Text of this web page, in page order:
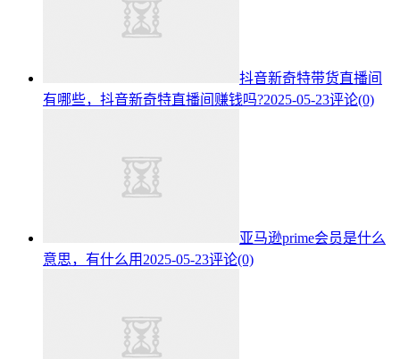
抖音新奇特带货直播间
有哪些，抖音新奇特直播间赚钱吗?2025-05-23评论(0)
亚马逊prime会员是什么
意思，有什么用 2025-05-23评论(0)